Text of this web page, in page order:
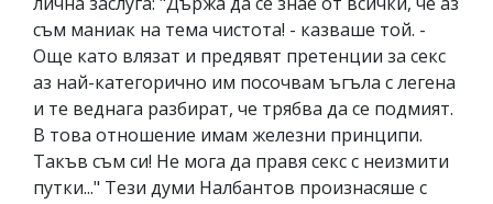
съм маниак на тема чистота! - казваше той. -
Още като влязат и предявят претенции за секс
аз най-категорично им посочвам ъгъла с легена
и те веднага разбират, че трябва да се подмият.
В това отношение имам железни принципи.
Такъв съм си! Не мога да правя секс с неизмити
путки..." Тези думи Налбантов произнасяше с